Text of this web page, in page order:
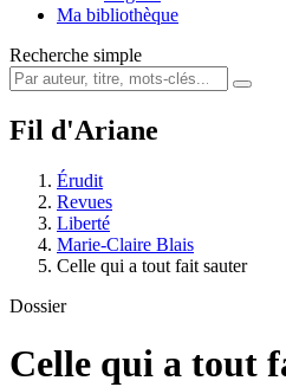
Ma bibliothèque
Recherche simple
Fil d'Ariane
Érudit
Revues
Liberté
Marie-Claire Blais
Celle qui a tout fait sauter
Dossier
Celle qui a tout